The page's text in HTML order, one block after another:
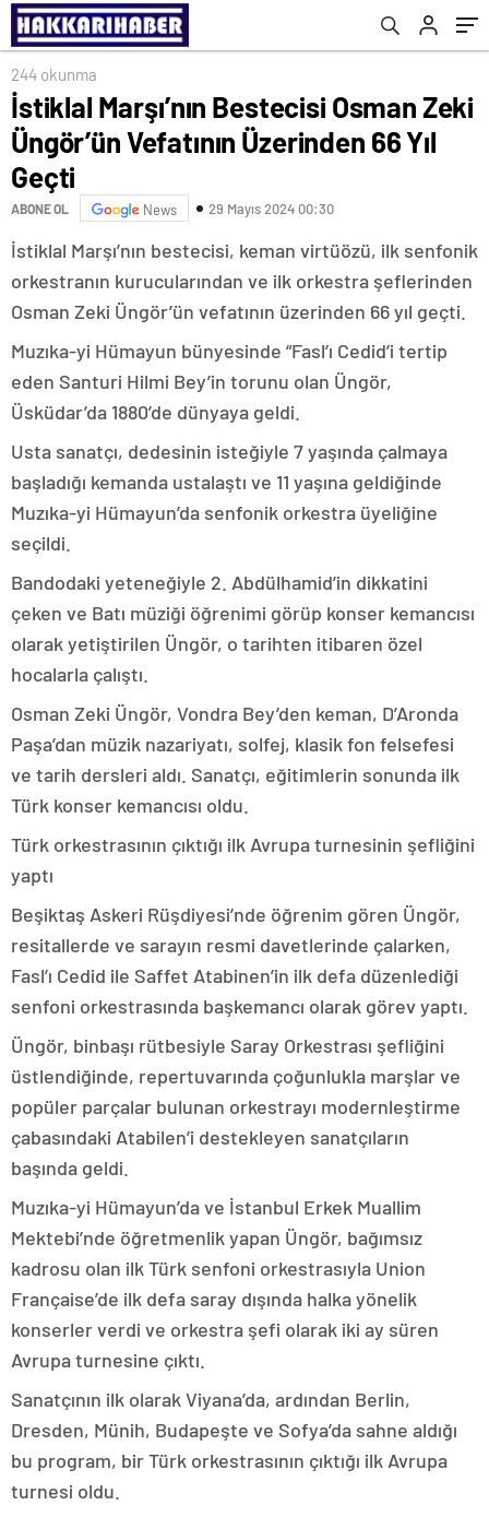
244 okunma
İstiklal Marşı’nın Bestecisi Osman Zeki
Üngör’ün Vefatının Üzerinden 66 Yıl
Geçti
ABONE OL News 29 Mayıs 2024 00:30
İstiklal Marşı’nın bestecisi, keman virtüözü, ilk senfonik
orkestranın kurucularından ve ilk orkestra şeflerinden
Osman Zeki Üngör’ün vefatının üzerinden 66 yıl geçti.
Muzıka-yi Hümayun bünyesinde “Fasl’ı Cedid’i tertip
eden Santuri Hilmi Bey’in torunu olan Üngör,
Üsküdar’da 1880’de dünyaya geldi.
Usta sanatçı, dedesinin isteğiyle 7 yaşında çalmaya
başladığı kemanda ustalaştı ve 11 yaşına geldiğinde
Muzıka-yi Hümayun’da senfonik orkestra üyeliğine
seçildi.
Bandodaki yeteneğiyle 2. Abdülhamid’in dikkatini
çeken ve Batı müziği öğrenimi görüp konser kemancısı
olarak yetiştirilen Üngör, o tarihten itibaren özel
hocalarla çalıştı.
Osman Zeki Üngör, Vondra Bey’den keman, D’Aronda
Paşa’dan müzik nazariyatı, solfej, klasik fon felsefesi
ve tarih dersleri aldı. Sanatçı, eğitimlerin sonunda ilk
Türk konser kemancısı oldu.
Türk orkestrasının çıktığı ilk Avrupa turnesinin şefliğini
yaptı
Beşiktaş Askeri Rüşdiyesi’nde öğrenim gören Üngör,
resitallerde ve sarayın resmi davetlerinde çalarken,
Fasl’ı Cedid ile Saffet Atabinen’in ilk defa düzenlediği
senfoni orkestrasında başkemancı olarak görev yaptı.
Üngör, binbaşı rütbesiyle Saray Orkestrası şefliğini
üstlendiğinde, repertuvarında çoğunlukla marşlar ve
popüler parçalar bulunan orkestrayı modernleştirme
çabasındaki Atabilen’i destekleyen sanatçıların
başında geldi.
Muzıka-yi Hümayun’da ve İstanbul Erkek Muallim
Mektebi’nde öğretmenlik yapan Üngör, bağımsız
kadrosu olan ilk Türk senfoni orkestrasıyla Union
Française’de ilk defa saray dışında halka yönelik
konserler verdi ve orkestra şefi olarak iki ay süren
Avrupa turnesine çıktı.
Sanatçının ilk olarak Viyana’da, ardından Berlin,
Dresden, Münih, Budapeşte ve Sofya’da sahne aldığı
bu program, bir Türk orkestrasının çıktığı ilk Avrupa
turnesi oldu.